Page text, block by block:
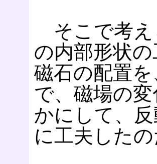
そこで考え
の内部形状
磁石の配置
で、磁場の
かにして、
に工夫した